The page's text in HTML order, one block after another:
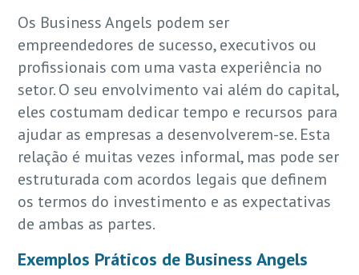
Os Business Angels podem ser
empreendedores de sucesso, executivos ou
profissionais com uma vasta experiência no
setor. O seu envolvimento vai além do capital,
eles costumam dedicar tempo e recursos para
ajudar as empresas a desenvolverem-se. Esta
relação é muitas vezes informal, mas pode ser
estruturada com acordos legais que definem
os termos do investimento e as expectativas
de ambas as partes.
Exemplos Práticos de Business Angels